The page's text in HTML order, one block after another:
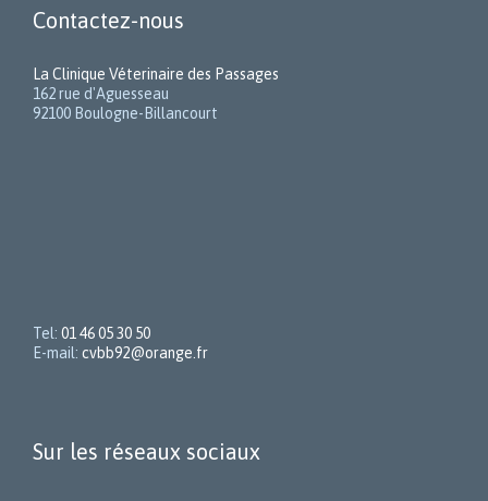
Contactez-nous
La Clinique Véterinaire des Passages
162 rue d'Aguesseau
92100 Boulogne-Billancourt
Tel: 01 46 05 30 50
E-mail: cvbb92@orange.fr
Sur les réseaux sociaux